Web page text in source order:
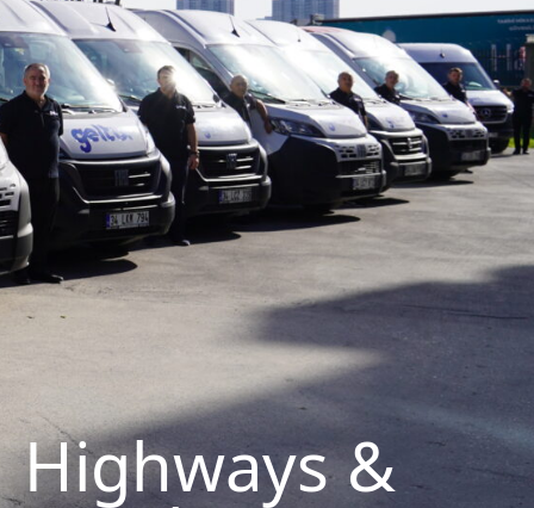
Highways &